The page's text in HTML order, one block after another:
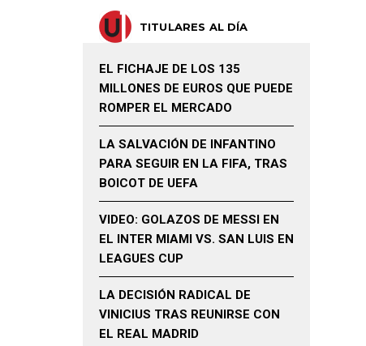
TITULARES AL DÍA
EL FICHAJE DE LOS 135
MILLONES DE EUROS QUE PUEDE
ROMPER EL MERCADO
LA SALVACIÓN DE INFANTINO
PARA SEGUIR EN LA FIFA, TRAS
BOICOT DE UEFA
VIDEO: GOLAZOS DE MESSI EN
EL INTER MIAMI VS. SAN LUIS EN
LEAGUES CUP
LA DECISIÓN RADICAL DE
VINICIUS TRAS REUNIRSE CON
EL REAL MADRID